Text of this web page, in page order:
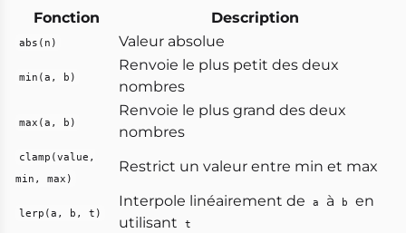
Fonction Description
abs(n) Valeur absolue
min(a, b)
Renvoie le plus petit des deux
nombres
max(a, b)
Renvoie le plus grand des deux
nombres
clamp(value,
min, max)
Restrict un valeur entre min et max
lerp(a, b, t)
Interpole linéairement de a à b
en
utilisant
t